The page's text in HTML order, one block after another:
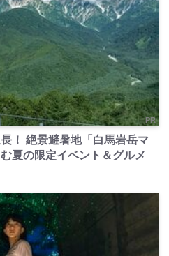
PR
！ 絶景避暑地「白馬岩岳マ
夏の限定イベント＆グルメ